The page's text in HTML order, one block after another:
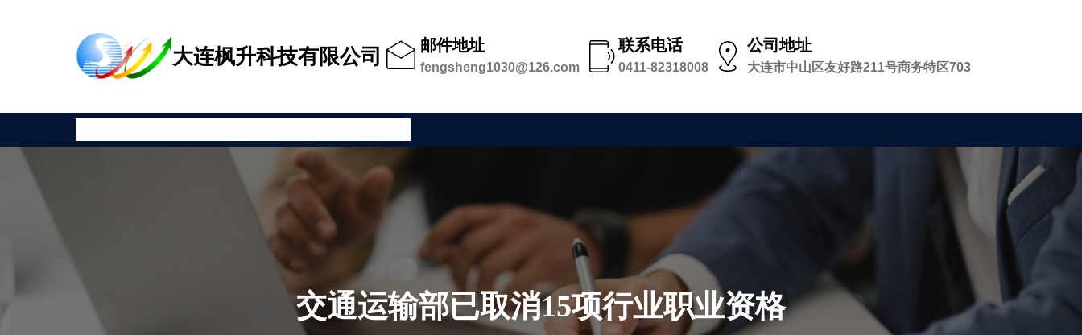
大连枫升科技有限公司 邮件地址
fengsheng1030@126.com
联系电话
0411-82318008
公司地址
大连市中山区友好路211号商务特区703
交通运输部已取消15项行业职业资格